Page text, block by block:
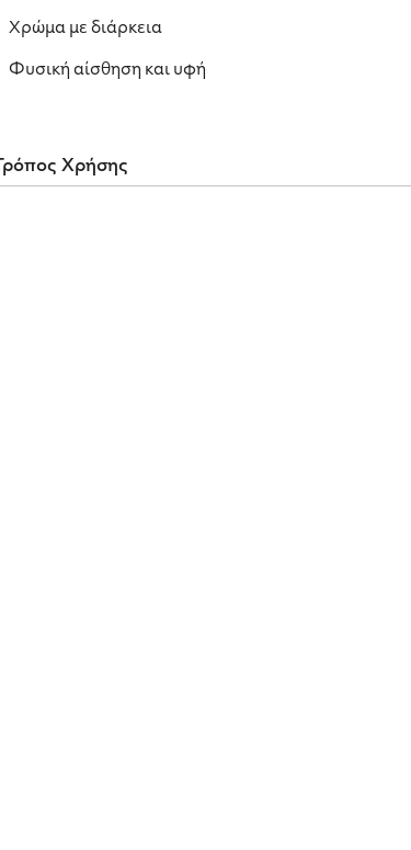
Χρώμα με διάρκεια
Φυσική αίσθηση και υφή
Τρόπος Χρήσης